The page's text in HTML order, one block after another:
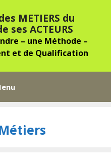
METIERS du
ses ACTEURS
– une Méthode –
et de Qualification